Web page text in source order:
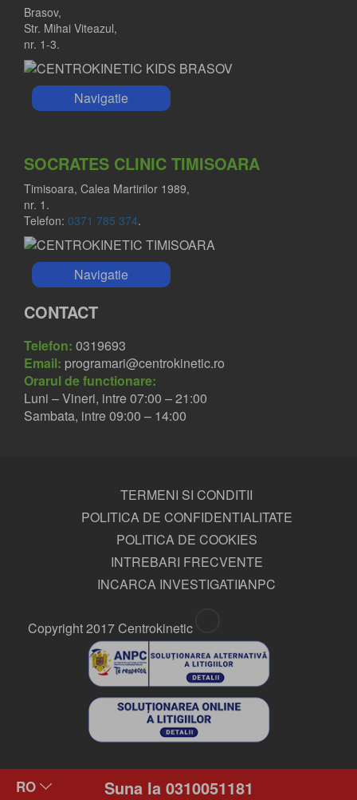
Brasov,
Str. Mihai Viteazul,
nr. 1-3.
Navigatie
SOCRATES CLINIC TIMISOARA
Timisoara, Calea Martirilor 1989,
nr. 1.
Telefon: 0371 785 374.
Navigatie
CONTACT
Telefon: 0319693
Email: programari@centrokinetic.ro
Orarul de functionare:
Luni – Vineri, intre 07:00 – 21:00
Sambata, intre 09:00 – 14:00
TERMENI SI CONDITII
POLITICA DE CONFIDENTIALITATE
POLITICA DE COOKIES
INTREBARI FRECVENTE
INCARCA INVESTIGATIIANPC
Copyright 2017 Centrokinetic
Suna la 0310051181